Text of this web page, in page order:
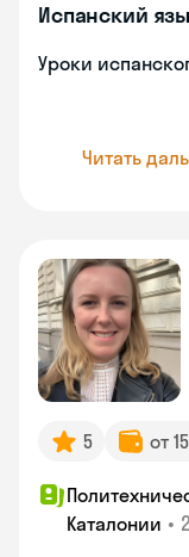
Испанский
Уроки
Читать
5 от
Каталонии •